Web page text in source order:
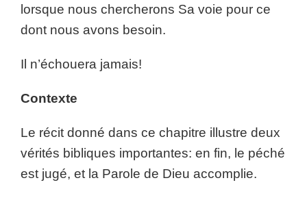
lorsque nous chercherons Sa voie pour ce
dont nous avons besoin.
Il n’échouera jamais!
Contexte
Le récit donné dans ce chapitre illustre deux
vérités bibliques importantes: en fin, le péché
est jugé, et la Parole de Dieu accomplie.